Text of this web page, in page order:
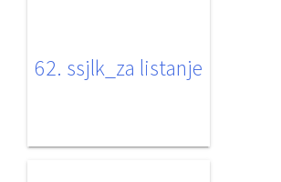
62. ssjlk_za listanje